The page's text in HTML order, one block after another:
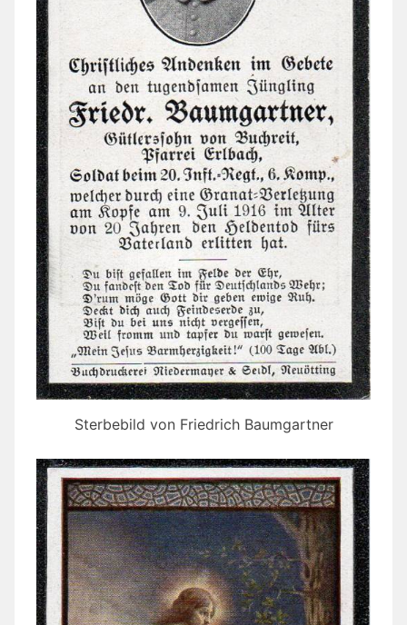
Sterbebild von Friedrich Baumgartner